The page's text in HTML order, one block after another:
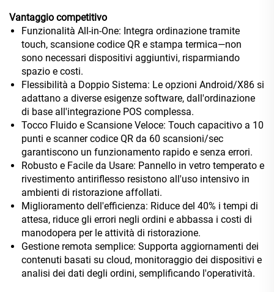
Vantaggio competitivo
Funzionalità All-in-One: Integra ordinazione tramite
touch, scansione codice QR e stampa termica—non
sono necessari dispositivi aggiuntivi, risparmiando
spazio e costi.
Flessibilità a Doppio Sistema: Le opzioni Android/X86 si
adattano a diverse esigenze software, dall'ordinazione
di base all'integrazione POS complessa.
Tocco Fluido e Scansione Veloce: Touch capacitivo a 10
punti e scanner codice QR da 60 scansioni/sec
garantiscono un funzionamento rapido e senza errori.
Robusto e Facile da Usare: Pannello in vetro temperato e
rivestimento antiriflesso resistono all'uso intensivo in
ambienti di ristorazione affollati.
Miglioramento dell'efficienza: Riduce del 40% i tempi di
attesa, riduce gli errori negli ordini e abbassa i costi di
manodopera per le attività di ristorazione.
Gestione remota semplice: Supporta aggiornamenti dei
contenuti basati su cloud, monitoraggio dei dispositivi e
analisi dei dati degli ordini, semplificando l'operatività.